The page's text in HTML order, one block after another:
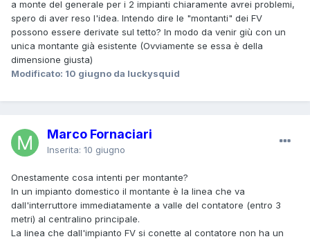
a monte del generale per i 2 impianti chiaramente avrei problemi,
spero di aver reso l'idea. Intendo dire le "montanti" dei FV
possono essere derivate sul tetto? In modo da venir giù con un
unica montante già esistente (Ovviamente se essa è della
dimensione giusta)
Modificato: 10 giugno da luckysquid
Marco Fornaciari
Inserita: 10 giugno
Onestamente cosa intenti per montante?
In un impianto domestico il montante è la linea che va
dall'interruttore immediatamente a valle del contatore (entro 3
metri) al centralino principale.
La linea che dall'impianto FV si conette al contatore non ha un